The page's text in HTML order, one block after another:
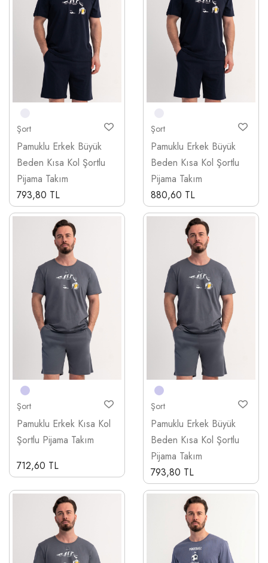
Şort
Pamuklu Erkek Büyük
Beden Kısa Kol Şortlu
Pijama Takım
793,80 TL
Şort
Pamuklu Erkek Büyük
Beden Kısa Kol Şortlu
Pijama Takım
880,60 TL
Şort
Pamuklu Erkek Kısa Kol
Şortlu Pijama Takım
712,60 TL
Şort
Pamuklu Erkek Büyük
Beden Kısa Kol Şortlu
Pijama Takım
793,80 TL